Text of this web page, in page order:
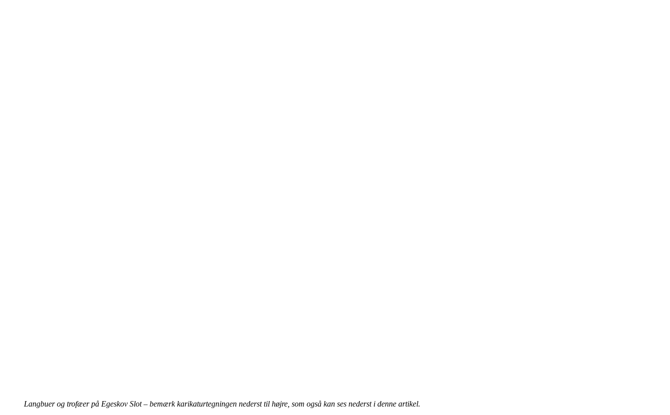
Langbuer og trofæer på Egeskov Slot – bemærk karikaturtegningen nederst til højre, som også kan ses nederst i denne artikel.